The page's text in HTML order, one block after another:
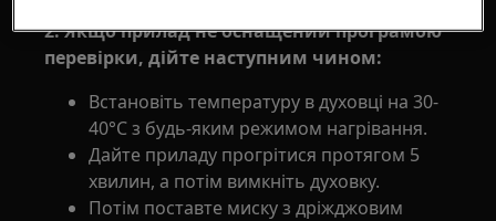
2. Якщо прилад не оснащений програмою
перевірки, дійте наступним чином:
Встановіть температуру в духовці на 30-
40°C з будь-яким режимом нагрівання.
Дайте приладу прогрітися протягом 5
хвилин, а потім вимкніть духовку.
Потім поставте миску з дріжджовим